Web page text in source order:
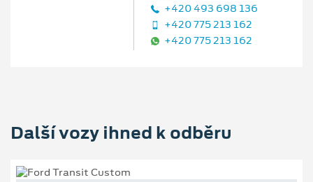
+420 493 698 136
+420 775 213 162
+420 775 213 162
Další vozy ihned k odběru